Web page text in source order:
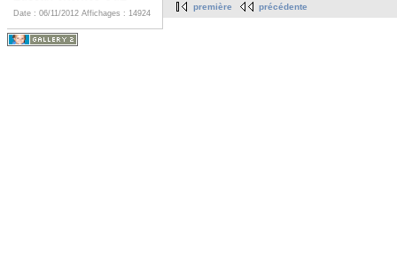
Date : 06/11/2012 Affichages : 14924
première précédente